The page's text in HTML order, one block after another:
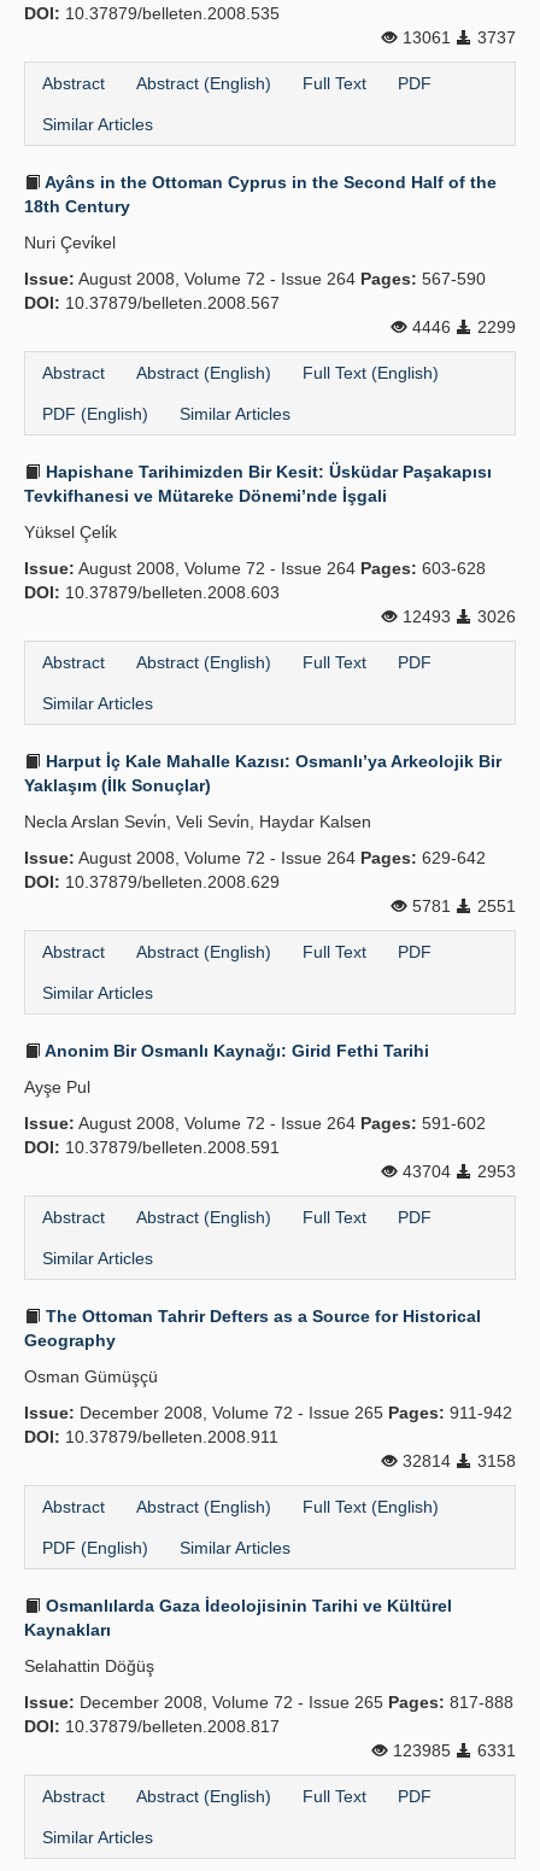
DOI: 10.37879/belleten.2008.535
13061
3737
Abstract Abstract (English) Full Text PDF
Similar Articles
Ayâns in the Ottoman Cyprus in the Second Half of the
18th Century
Nuri Çevi̇kel
Issue: August 2008, Volume 72 - Issue 264 Pages: 567-590
DOI: 10.37879/belleten.2008.567
4446
2299
Abstract Abstract (English) Full Text (English)
PDF (English) Similar Articles
Hapishane Tarihimizden Bir Kesit: Üsküdar Paşakapısı
Tevkifhanesi ve Mütareke Dönemi’nde İşgali
Yüksel Çeli̇k
Issue: August 2008, Volume 72 - Issue 264 Pages: 603-628
DOI: 10.37879/belleten.2008.603
12493
3026
Abstract Abstract (English) Full Text PDF
Similar Articles
Harput İç Kale Mahalle Kazısı: Osmanlı’ya Arkeolojik Bir
Yaklaşım (İlk Sonuçlar)
Necla Arslan Sevi̇n, Veli Sevi̇n, Haydar Kalsen
Issue: August 2008, Volume 72 - Issue 264 Pages: 629-642
DOI: 10.37879/belleten.2008.629
5781
2551
Abstract Abstract (English) Full Text PDF
Similar Articles
Anonim Bir Osmanlı Kaynağı: Girid Fethi Tarihi
Ayşe Pul
Issue: August 2008, Volume 72 - Issue 264 Pages: 591-602
DOI: 10.37879/belleten.2008.591
43704
2953
Abstract Abstract (English) Full Text PDF
Similar Articles
The Ottoman Tahrir Defters as a Source for Historical
Geography
Osman Gümüşçü
Issue: December 2008, Volume 72 - Issue 265 Pages: 911-942
DOI: 10.37879/belleten.2008.911
32814
3158
Abstract Abstract (English) Full Text (English)
PDF (English) Similar Articles
Osmanlılarda Gaza İdeolojisinin Tarihi ve Kültürel
Kaynakları
Selahattin Döğüş
Issue: December 2008, Volume 72 - Issue 265 Pages: 817-888
DOI: 10.37879/belleten.2008.817
123985
6331
Abstract Abstract (English) Full Text PDF
Similar Articles